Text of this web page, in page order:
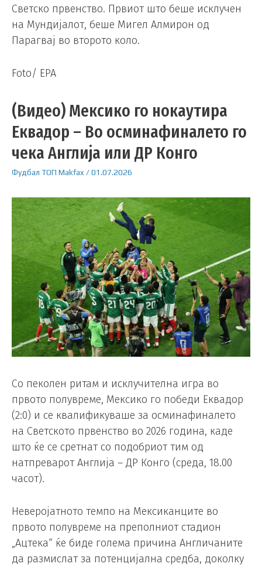
Светско првенство. Првиот што беше исклучен
на Мундијалот, беше Мигел Алмирон од
Парагвај во второто коло.
Foto/ EPA
(Видео) Мексико го нокаутира
Еквадор – Во осминафиналето го
чека Англија или ДР Конго
Фудбал ТОП Makfax/01.07.2026
Со пеколен ритам и исклучителна игра во
првото полувреме, Мексико го победи Еквадор
(2:0) и се квалификуваше за осминафиналето
на Светското првенство во 2026 година, каде
што ќе се сретнат со подобриот тим од
натпреварот Англија – ДР Конго (среда, 18.00
часот).
Неверојатното темпо на Мексиканците во
првото полувреме на преполниот стадион
„Ацтека“ ќе биде голема причина Англичаните
да размислат за потенцијална средба, доколку